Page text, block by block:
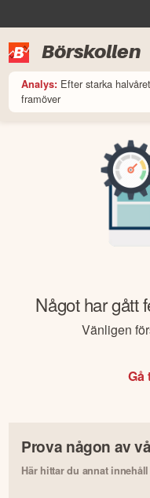
Börskollen
Analys: Efter starka
framöver
Något har gått
Vänligen
Gå
Prova någon av
Här hittar du annat